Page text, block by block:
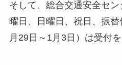
そして、総合交通安全セ
曜日、日曜日、祝日、振
月29日～1月3日）は受付